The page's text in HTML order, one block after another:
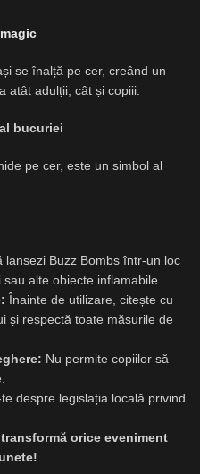
se înalță pe cer, creând un
atât adulții, cât și copiii.
bucuriei
pe cer, este un simbol al
lansezi Buzz Bombs într-un loc
alte obiecte inflamabile.
Înainte de utilizare, citește cu
și respectă toate măsurile de
Nu permite copiilor să
despre legislația locală privind
orice eveniment